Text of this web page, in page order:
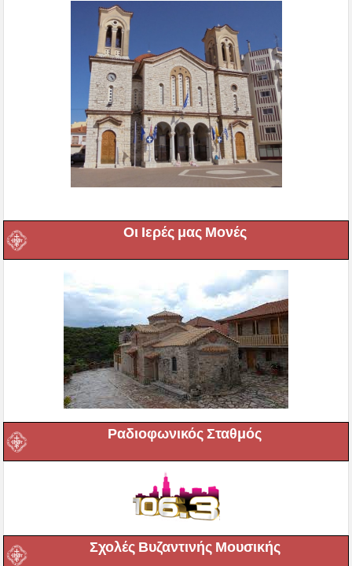
Οι Ιερές μας Μονές
Ραδιοφωνικός Σταθμός
Σχολές Βυζαντινής Μουσικής